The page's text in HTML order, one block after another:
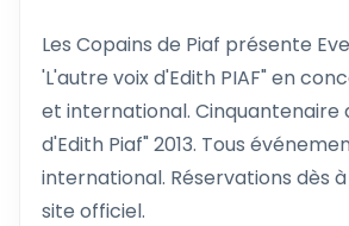
Les Copains de Piaf présente
'L'autre voix d'Edith PIAF" en
et international. Cinquantenaire
d'Edith Piaf" 2013. Tous
international. Réservations dès
site officiel.